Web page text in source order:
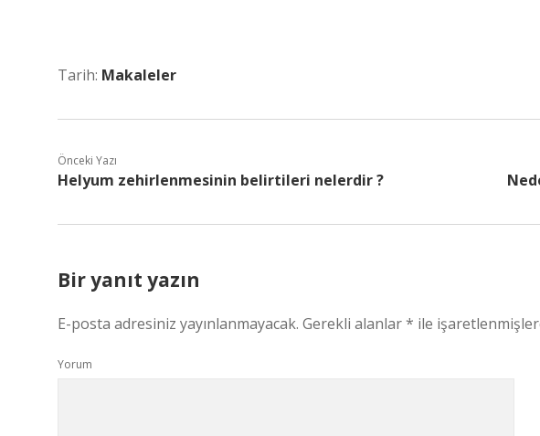
Tarih: Makaleler
Önceki Yazı
Helyum zehirlenmesinin belirtileri nelerdir ?
Bir yanıt yazın
E-posta adresiniz yayınlanmayacak. Gerekli alanlar* ile
Yorum